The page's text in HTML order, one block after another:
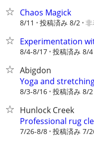
Chaos Magick
8/11 投稿済み 8/2
Experimentation
8/4-8/17 投稿済み 8/4
Abigdon
Yoga and
8/3-8/16 投稿済み 8/2
Hunlock Creek
Professional rug
7/26-8/8 投稿済み 7/